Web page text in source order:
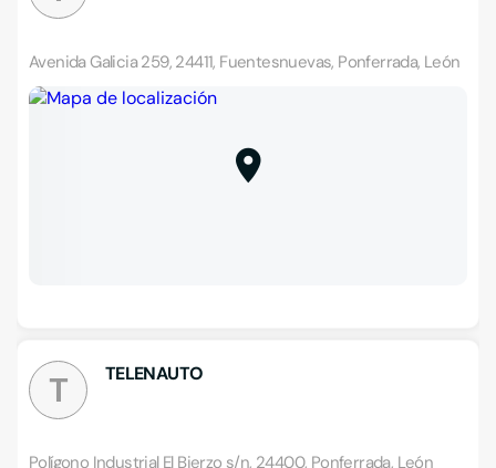
Avenida Galicia 259, 24411, Fuentesnuevas, Ponferrada, León
T TELENAUTO
Polígono Industrial El Bierzo s/n, 24400, Ponferrada, León